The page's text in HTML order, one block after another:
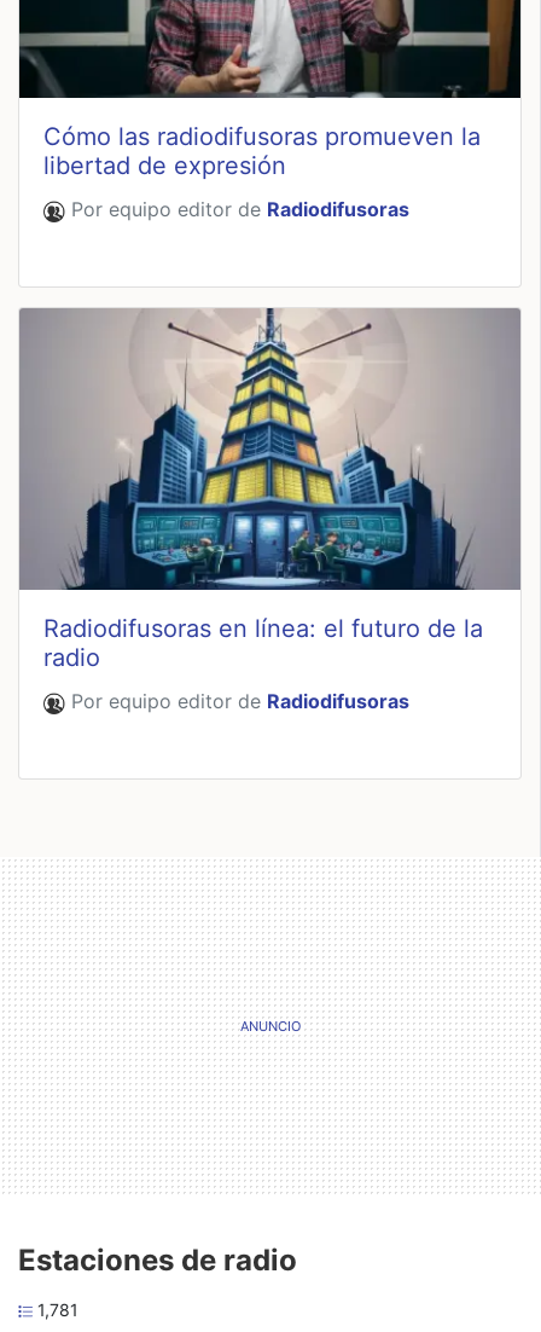
Cómo las radiodifusoras promueven la
libertad de expresión
Por equipo editor de Radiodifusoras
Radiodifusoras en línea: el futuro de la
radio
Por equipo editor de Radiodifusoras
Estaciones de radio
1,781